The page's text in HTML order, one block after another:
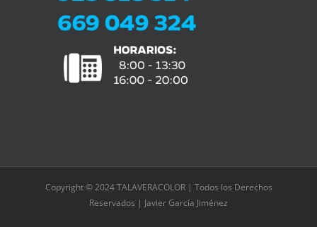
Copyright © 2024 TALAVERACOLOR | Todos los Derechos
Reservados | Javier García Jiménez